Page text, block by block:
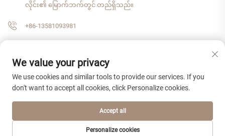
လိုင်း၏ မြောက်ဘက်တွင် တည်ရှိသည်။
+86-13581093981
မူပိုင်ခွင့် © ၂၀၂၆ ရှမ်ဒေါင်း ဇံရှီဂျီ အန်တာနေရှင်နယ် ထရေးဒ် ကုမ္ပဏီ၊ လီမိတက် ၊
အားလုံးသော အခွင့်အရေးများ ကာကွယ်ထားပါသည်။ လုံခြုံရေးမူဝါဒ
We value your privacy
We use cookies and similar tools to provide our services. If you
don't want to accept all cookies, click Personalize cookies.
Personalize cookies
Accept all